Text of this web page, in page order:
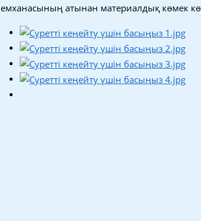
емханасының атынан материалдық көмек